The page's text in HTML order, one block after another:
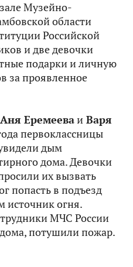
Музейно-
области
Российской
и две девочки
подарки и личную
за проявленное
Аня Еремееваи Варя
первоклассницы
дым
дома. Девочки
их вызвать
попасть в подъезд
источник огня.
МЧС России
потушили пожар.